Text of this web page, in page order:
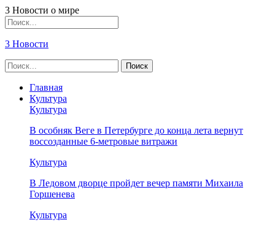
3 Новости о мире
3 Новости
Главная
Культура
Культура
В особняк Веге в Петербурге до конца лета вернут
воссозданные 6-метровые витражи
Культура
В Ледовом дворце пройдет вечер памяти Михаила
Горшенева
Культура